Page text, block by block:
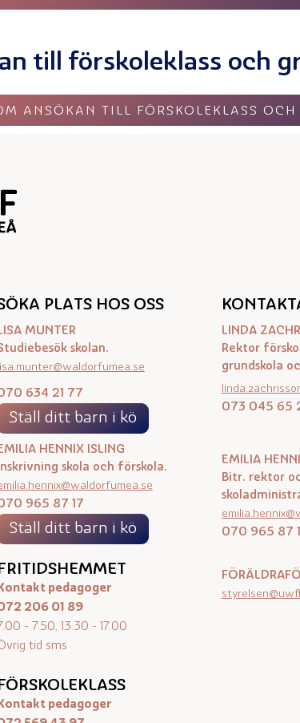
till förskoleklass och
ANSÖKAN TILL FÖRSKOLEKLASS OCH
PLATS HOS OSS
MUNTER
skolan.
634 21 77
Ställ ditt barn i kö
HENNIX ISLING
skola och förskola.
965 87 17
Ställ ditt barn i kö
pedagoger
206 01 89
- 7.50, 13.30 - 17.00
tid sms
pedagoger
LINDA
Rektor
grundskola
073 045 65
EMILIA
Bitr. rektor
070 965 87